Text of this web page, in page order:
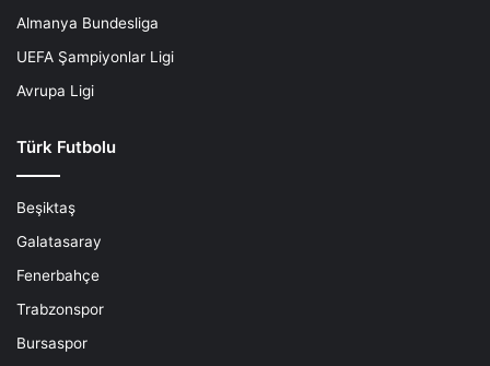
Almanya Bundesliga
UEFA Şampiyonlar Ligi
Avrupa Ligi
Türk Futbolu
Beşiktaş
Galatasaray
Fenerbahçe
Trabzonspor
Bursaspor